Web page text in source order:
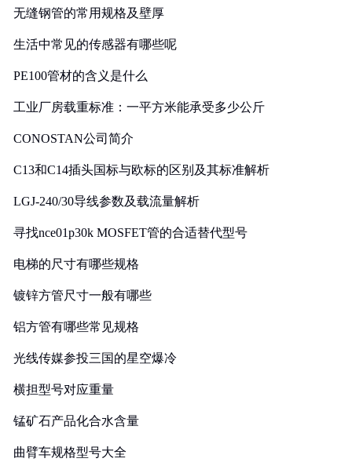
无缝钢管的常用规格及壁厚
生活中常见的传感器有哪些呢
PE100管材的含义是什么
工业厂房载重标准：一平方米能承受多少公斤
CONOSTAN公司简介
C13和C14插头国标与欧标的区别及其标准解析
LGJ-240/30导线参数及载流量解析
寻找nce01p30k MOSFET管的合适替代型号
电梯的尺寸有哪些规格
镀锌方管尺寸一般有哪些
铝方管有哪些常见规格
光线传媒参投三国的星空爆冷
横担型号对应重量
锰矿石产品化合水含量
曲臂车规格型号大全